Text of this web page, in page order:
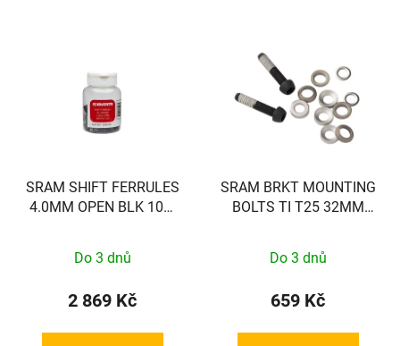
SRAM SHIFT FERRULES
4.0MM OPEN BLK 100-
Do 3 dnů
2 869 Kč
SRAM BRKT MOUNTING
BOLTS TI T25 32MM
Do 3 dnů
659 Kč